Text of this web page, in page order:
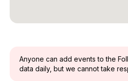
Anyone can add events to the
data daily, but we cannot take